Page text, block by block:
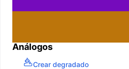
Análogos
Crear degradado